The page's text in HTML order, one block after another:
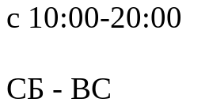
с 10:00-20:00
СБ - ВС